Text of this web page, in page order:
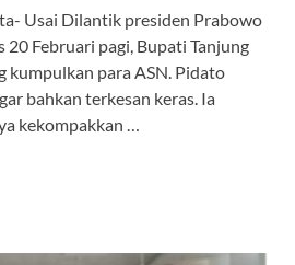
itt
er
e
a
ds
Usai Dilantik presiden Prabowo
20 Februari pagi, Bupati Tanjung
kumpulkan para ASN. Pidato
bahkan terkesan keras. Ia
kekompakkan …